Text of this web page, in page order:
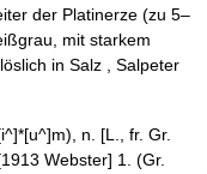
der Platinerze (zu 5–
mit starkem
in Salz , Salpeter
n. [L., fr. Gr.
Webster] 1. (Gr.